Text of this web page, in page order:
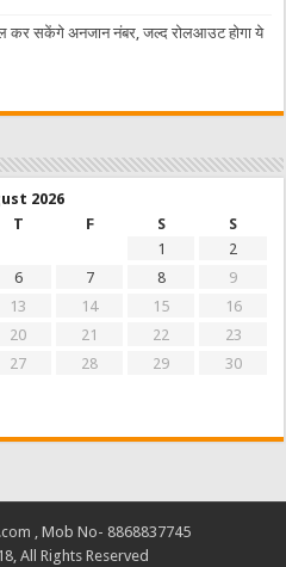
कर सकेंगे अनजान नंबर, जल्द रोलआउट होगा ये
2026
T F S
S
1
2
6 7 8
9
13 14 15
16
20 21 22
23
27 28 29
30
, Mob No- 8868837745
All Rights Reserved